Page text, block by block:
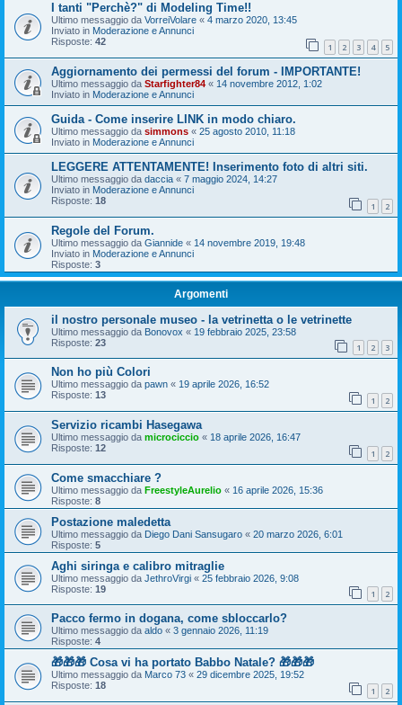
I tanti "Perchè?" di Modeling Time!!
Ultimo messaggio da VorreiVolare « 4 marzo 2020, 13:45
Inviato in Moderazione e Annunci
Risposte: 42 1 2 3 4 5
Aggiornamento dei permessi del forum - IMPORTANTE!
Ultimo messaggio da Starfighter84 « 14 novembre 2012, 1:02
Inviato in Moderazione e Annunci
Guida - Come inserire LINK in modo chiaro.
Ultimo messaggio da simmons « 25 agosto 2010, 11:18
Inviato in Moderazione e Annunci
LEGGERE ATTENTAMENTE! Inserimento foto di altri siti.
Ultimo messaggio da daccia « 7 maggio 2024, 14:27
Inviato in Moderazione e Annunci
Risposte: 18 1 2
Regole del Forum.
Ultimo messaggio da Giannide « 14 novembre 2019, 19:48
Inviato in Moderazione e Annunci
Risposte: 3
Argomenti
il nostro personale museo - la vetrinetta o le vetrinette
Ultimo messaggio da Bonovox « 19 febbraio 2025, 23:58
Risposte: 23 1 2 3
Non ho più Colori
Ultimo messaggio da pawn « 19 aprile 2026, 16:52
Risposte: 13 1 2
Servizio ricambi Hasegawa
Ultimo messaggio da microciccio « 18 aprile 2026, 16:47
Risposte: 12 1 2
Come smacchiare ?
Ultimo messaggio da FreestyleAurelio « 16 aprile 2026, 15:36
Risposte: 8
Postazione maledetta
Ultimo messaggio da Diego Dani Sansugaro « 20 marzo 2026, 6:01
Risposte: 5
Aghi siringa e calibro mitraglie
Ultimo messaggio da JethroVirgi « 25 febbraio 2026, 9:08
Risposte: 19 1 2
Pacco fermo in dogana, come sbloccarlo?
Ultimo messaggio da aldo « 3 gennaio 2026, 11:19
Risposte: 4
🎁🎁🎁 Cosa vi ha portato Babbo Natale? 🎁🎁🎁
Ultimo messaggio da Marco 73 « 29 dicembre 2025, 19:52
Risposte: 18 1 2